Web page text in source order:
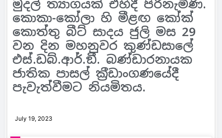
මුදල් ත්‍යාගයක් එහිදී පිරිනැමිණි.
කොකා-කෝලා හි මීළඟ කෝක්
කොත්තු බීට් සාදය ජුලි මස 29
වන දින මහනුවර කුණ්ඩසාලේ
එස්.ඩබ්.ආර්.ඞී. බණ්ඩාරනායක
ජාතික පාසල් ක‍්‍රීඩාංගණයේදී
පැවැත්වීමට නියමිතය.
July 19, 2023